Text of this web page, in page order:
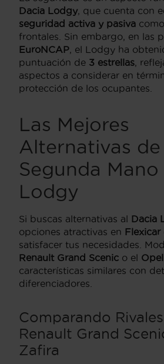
Dacia Lodgy , que cuenta con
seguridad activa y pasiva
frontales. Sin embargo, en las
EuroNCAP , el Lodgy ha
puntuación de 3 estrellas ,
aspectos a considerar en
protección de los ocupantes.
Las Mejores
Alternativas de
Segunda Mano
Lodgy
Si buscas alternativas al Dacia
opciones atractivas en Flexicar
satisfacer tus necesidades.
Renault Grand Scenic o el
características similares con
diferenciadores.
Comparando
Renault Grand
Zafira